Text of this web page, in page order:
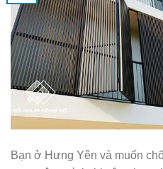
Bạn ở Hưng Yên và muốn